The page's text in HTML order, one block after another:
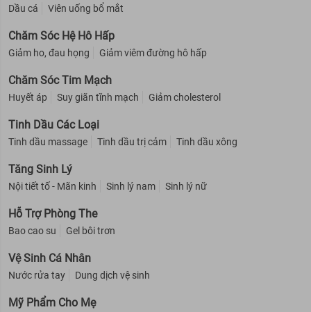
Dầu cá Viên uống bổ mắt
Chăm Sóc Hệ Hô Hấp
Giảm ho, đau họng Giảm viêm đường hô hấp
Chăm Sóc Tim Mạch
Huyết áp Suy giãn tĩnh mạch Giảm cholesterol
Tinh Dầu Các Loại
Tinh dầu massage Tinh dầu trị cảm Tinh dầu xông
Tăng Sinh Lý
Nội tiết tố - Mãn kinh Sinh lý nam Sinh lý nữ
Hỗ Trợ Phòng The
Bao cao su Gel bôi trơn
Vệ Sinh Cá Nhân
Nước rửa tay Dung dịch vệ sinh
Mỹ Phẩm Cho Mẹ